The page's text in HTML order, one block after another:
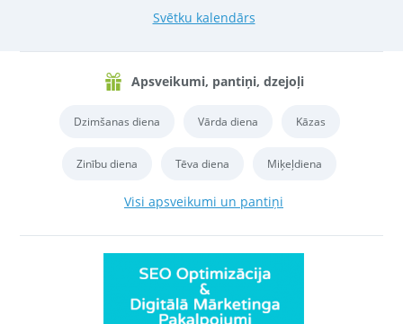
Svētku kalendārs
Apsveikumi, pantiņi, dzejoļi
Dzimšanas diena Vārda diena Kāzas
Zinību diena Tēva diena Miķeļdiena
Visi apsveikumi un pantiņi